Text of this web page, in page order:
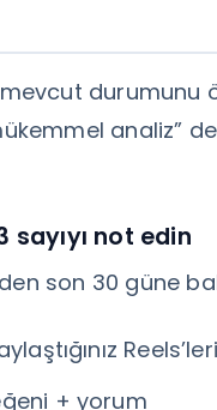
durumunu
analiz”
not edin
son 30 güne
+ yorum